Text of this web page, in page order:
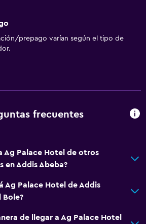
prepago varían según el tipo de
frecuentes
Ag Palace Hotel de otros
en Addis Abeba?
Ag Palace Hotel de Addis
Bole?
de llegar a Ag Palace Hotel